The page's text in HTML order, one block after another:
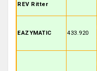
REV Ritter
EAZYMATIC 433.920